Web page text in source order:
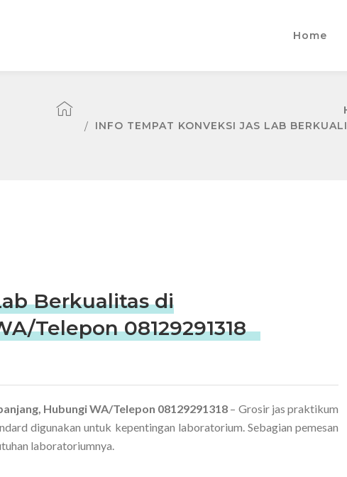
Home
INFO TEMPAT KONVEKSI JAS LAB
Berkualitas di
Telepon 08129291318
Hubungi WA/Telepon 08129291318 – Grosir jas praktikum
digunakan untuk kepentingan laboratorium. Sebagian pemesan
laboratoriumnya.